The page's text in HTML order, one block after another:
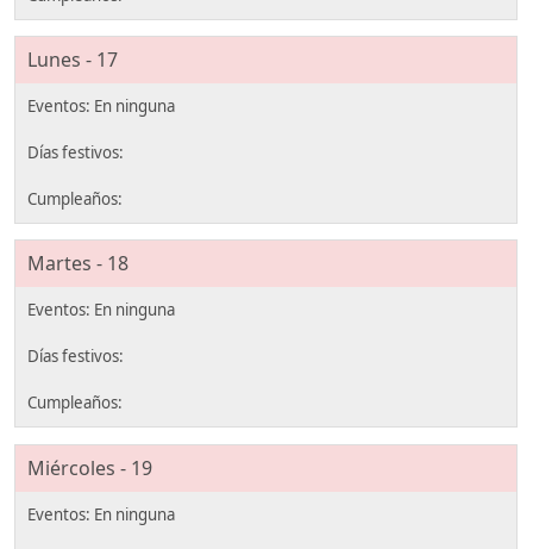
Lunes - 17
Martes - 18
Miércoles - 19